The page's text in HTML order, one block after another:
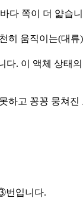
다 쪽이 더 얇습
히 움직이는(대
다. 이 액체 상태
하고 꽁꽁 뭉쳐
번입니다.